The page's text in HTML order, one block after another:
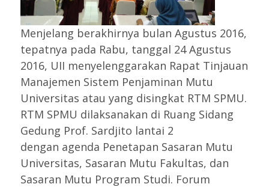
Menjelang berakhirnya bulan Agustus 2016,
tepatnya pada Rabu, tanggal 24 Agustus
2016, UII menyelenggarakan Rapat Tinjauan
Manajemen Sistem Penjaminan Mutu
Universitas atau yang disingkat RTM SPMU.
RTM SPMU dilaksanakan di Ruang Sidang
Gedung Prof. Sardjito lantai 2
dengan agenda Penetapan Sasaran Mutu
Universitas, Sasaran Mutu Fakultas, dan
Sasaran Mutu Program Studi. Forum